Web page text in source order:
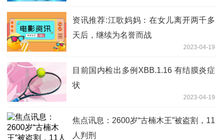
资讯推荐:江歌妈妈：在女儿离开两千多
天后，继续为名誉而战
2023-04-19
目前国内检出多例XBB.1.16 有结膜炎症
状
2023-04-19
焦点讯息：2600岁“古楠木王”被盗割，11
人判刑